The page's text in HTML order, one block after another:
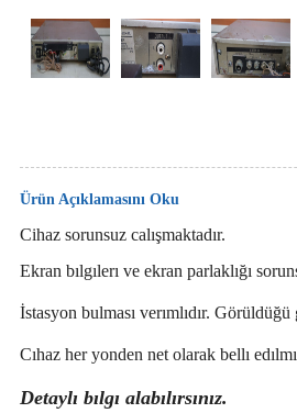
Ürün Açıklamasını Oku
Cihaz sorunsuz calışmaktadır.
Ekran bılgılerı ve ekran parlaklığı
İstasyon bulması verımlıdır.
Cıhaz her yonden net olarak bellı
Detaylı bılgı alabılırsınız.